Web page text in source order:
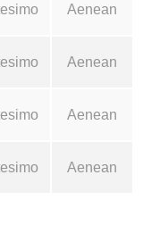
Aenean
Aenean
Aenean
Aenean